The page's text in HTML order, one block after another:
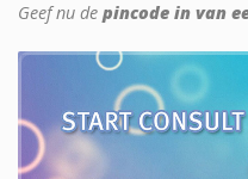
Geef nu de pincode in van